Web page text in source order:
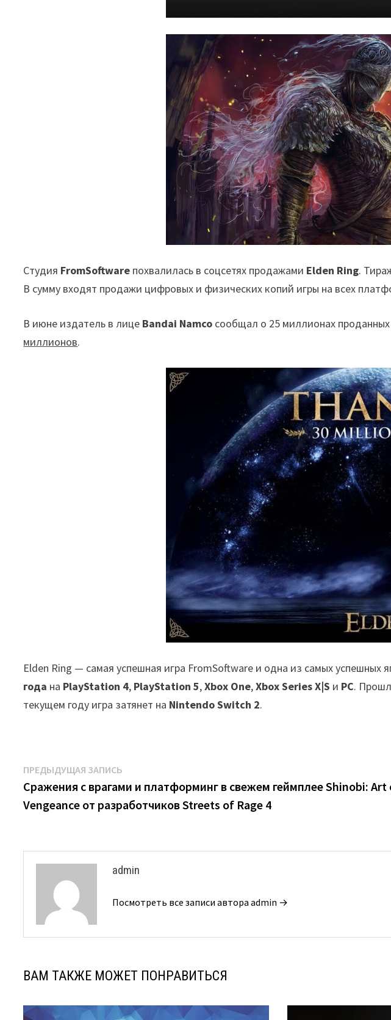
Студия FromSoftware похвалилась в соцсетях продажами Elden Ring.
В сумму входят продажи цифровых и физических копий игры на всех
В июне издатель в лице Bandai Namco сообщал о 25 миллионах
миллионов.
Elden Ring — самая успешная игра FromSoftware и одна из самых успешных
года на PlayStation 4, PlayStation 5,Xbox One,Xbox Series X|S и PC.
текущем году игра затянет на Nintendo Switch 2.
Навигация
по
записям
ПРЕДЫДУЩАЯ ЗАПИСЬ
запись:
Сражения с врагами и платформинг в свежем геймплее Shinobi: Art
Vengeance от разработчиков Streets of Rage 4
admin
Посмотреть все записи автора admin →
ВАМ ТАКЖЕ МОЖЕТ ПОНРАВИТЬСЯ